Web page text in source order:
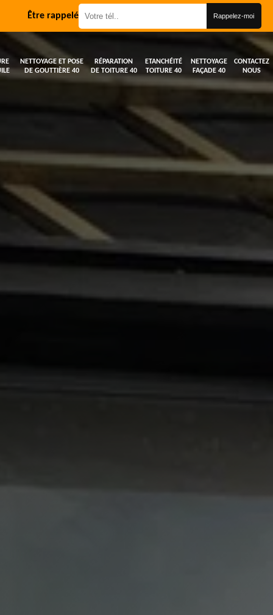
Être rappelé
NETTOYAGE ET POSE
DE GOUTTIÈRE 40
RÉPARATION
DE TOITURE 40
ETANCHÉITÉ
TOITURE 40
NETTOYAGE
FAÇADE 40
CONTACTEZ
NOUS